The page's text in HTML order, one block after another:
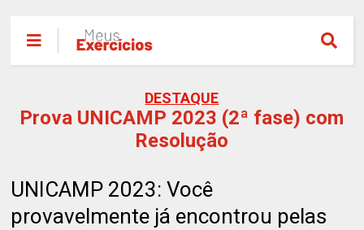
DESTAQUE
Prova UNICAMP 2023 (2ª fase) com
Resolução
UNICAMP 2023: Você
provavelmente já encontrou pelas